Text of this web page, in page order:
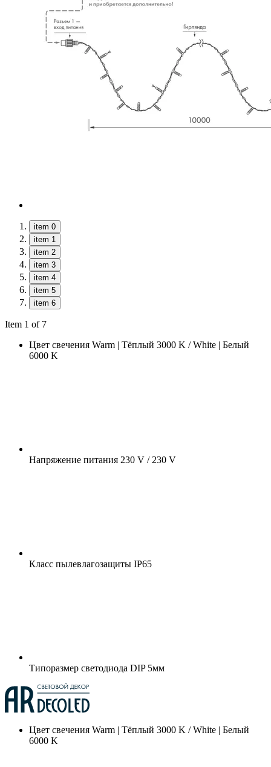
item 0
item 1
item 2
item 3
item 4
item 5
item 6
Item 1 of 7
Цвет свечения Warm | Тёплый 3000 K / White | Белый
6000 K
Напряжение питания 230 V / 230 V
Класс пылевлагозащиты IP65
Типоразмер светодиода DIP 5мм
Цвет свечения Warm | Тёплый 3000 K / White | Белый
6000 K